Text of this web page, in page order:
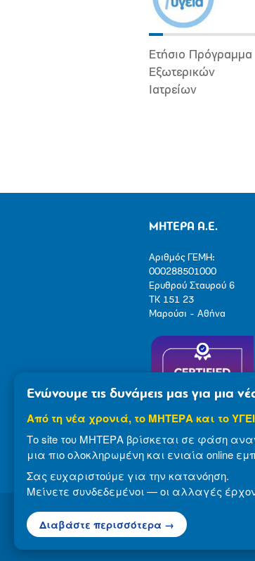
Ετήσιο Πρόγραμμα
Εξωτερικών
Ιατρείων
ΜΗΤΕΡΑ Α.Ε.
Αριθμός ΓΕΜΗ:
000288501000
Ερυθρού Σταυρού 6
ΤΚ 151 23
Μαρούσι - Αθήνα
Ενώνουμε τις δυνάμεις μας για μια
Από τη νέα χρονιά, το ΜΗΤΕΡΑ και το
Το site του ΜΗΤΕΡΑ βρίσκεται σε φάση
μια πιο ολοκληρωμένη και ενιαία online
Σας ευχαριστούμε για την κατανόηση.
Μείνετε συνδεδεμένοι — οι αλλαγές
Διαβάστε περισσότερα →